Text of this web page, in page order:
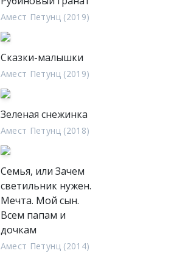
Амест Петунц (2019)
Сказки-малышки
Амест Петунц (2019)
Зеленая снежинка
Амест Петунц (2018)
Семья, или Зачем
светильник нужен.
Мечта. Мой сын.
Всем папам и
дочкам
Амест Петунц (2014)